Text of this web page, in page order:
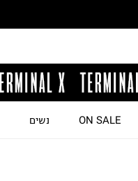
ON SALE נשים